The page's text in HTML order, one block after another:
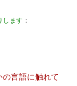
します ：
言語に触れて